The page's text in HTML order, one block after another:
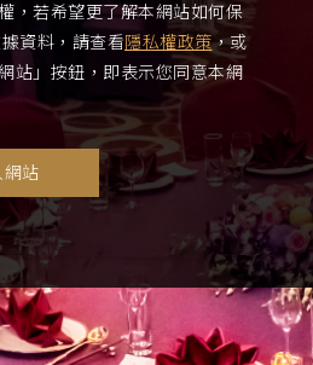
，若希望更了解本網站如何保
資料，請查看隱私權政策，或
站」按鈕，即表示您同意本網
網站